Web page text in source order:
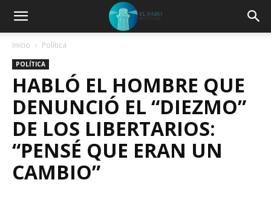
Inicio Política
POLÍTICA
HABLÓ EL HOMBRE QUE
DENUNCIÓ EL “DIEZMO”
DE LOS LIBERTARIOS:
“PENSÉ QUE ERAN UN
CAMBIO”